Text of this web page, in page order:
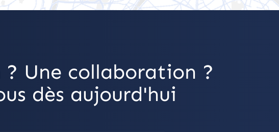
? Une collaboration ?
dès aujourd'hui